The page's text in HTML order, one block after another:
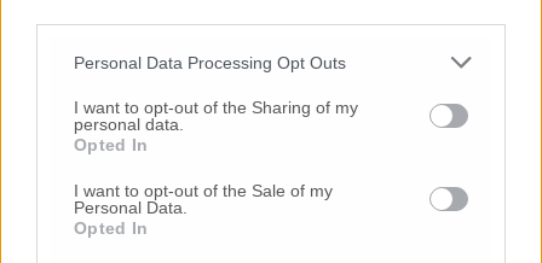
Personal Data Processing Opt Outs
I want to opt-out of the Sharing of my
personal data.
Opted In
I want to opt-out of the Sale of my
Personal Data.
Opted In
Commenta
Commenta l'articolo
Gli articoli più letti
24 Lug-Bimbi costretti a colpirsi da soli